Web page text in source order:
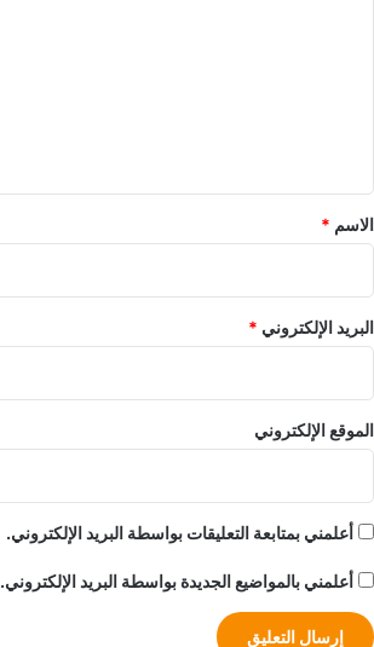
*
الاسم *
البريد الإلكتروني *
الموقع الإلكتروني
أعلمني بمتابعة التعليقات بواسطة البريد الإلكتروني.
أعلمني بالمواضيع الجديدة بواسطة البريد الإلكتروني.